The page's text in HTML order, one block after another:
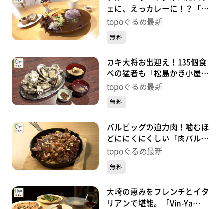
ェに、えっカレーに！？「風
のマルシェ」（松島町磯崎新
topoぐるめ最新
無料
カキ大将お出迎え！135個食
べの猛者も「松島かき小屋
MATSU」（松島町松島普賢
topoぐるめ最新
無料
バルビッグの迫力肉！噛むほ
どににくにくしい「肉バル
BAR BiG」（大崎市古川七日
topoぐるめ最新
無料
大崎の恵みをフレンチとイタ
リアンで堪能。「Vin-Ya